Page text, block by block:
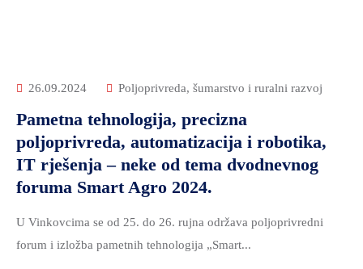
26.09.2024 Poljoprivreda, šumarstvo i ruralni razvoj
Pametna tehnologija, precizna
poljoprivreda, automatizacija i robotika,
IT rješenja – neke od tema dvodnevnog
foruma Smart Agro 2024.
U Vinkovcima se od 25. do 26. rujna održava poljoprivredni
forum i izložba pametnih tehnologija „Smart...